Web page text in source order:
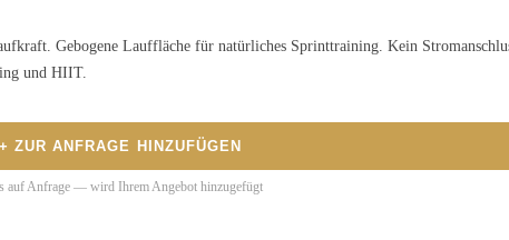
Gebogene Lauffläche für natürliches Sprinttraining. Kein
und HIIT.
+ ZUR ANFRAGE HINZUFÜGEN
auf Anfrage — wird Ihrem Angebot hinzugefügt